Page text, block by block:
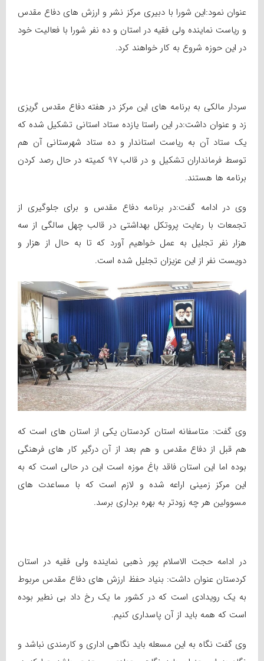
عنوان نمود:این شورا با دبیری مرکز نشر و ارزش های دفاع مقدس
و ریاست نماینده ولی فقیه در استان و ده نفر شورا با فعالیت خود
در این حوزه شروع به کار خواهند کرد.
سردار مالکی به برنامه های این مرکز در هفته دفاع مقدس گریزی
زد و عنوان داشت:در این راستا یازده ستاد استانی تشکیل شده که
یک ستاد آن به ریاست استاندار و ده ستاد شهرستانی آن هم
توسط فرمانداران تشکیل و در قالب 97 کمیته در حال رصد کردن
برنامه ها هستند.
وی در ادامه گفت:در برنامه دفاع مقدس و برای جلوگیری از
تجمعات با رعایت پروتکل بهداشتی در قالب چهل سالگی از سه
هزار نفر تجلیل به عمل خواهیم آورد که تا به حال از هزار و
دویست نفر از این عزیزان تجلیل شده است.
وی گفت: متاسفانه استان کردستان یکی از استان های است که
هم قبل از دفاع مقدس و هم بعد از آن درگیر کار های فرهنگی
بوده اما این استان فاقد باغ موزه است این در حالی است که به
این مرکز زمینی اراعه شده و لازم است که با مساعدت های
مسوولین هر چه زودتر به بهره برداری برسد.
در ادامه حجت الاسلام پور ذهبی نماینده ولی فقیه در استان
کردستان عنوان داشت: بنیاد حفظ ارزش های دفاع مقدس مربوط
به یک رویدادی است که در کشور ما یک رخ داد بی نطیر بوده
است که همه باید از آن پاسداری کنیم.
وی گفت نگاه به این مسعله باید نگاهی اداری و کارمندی نباشد و